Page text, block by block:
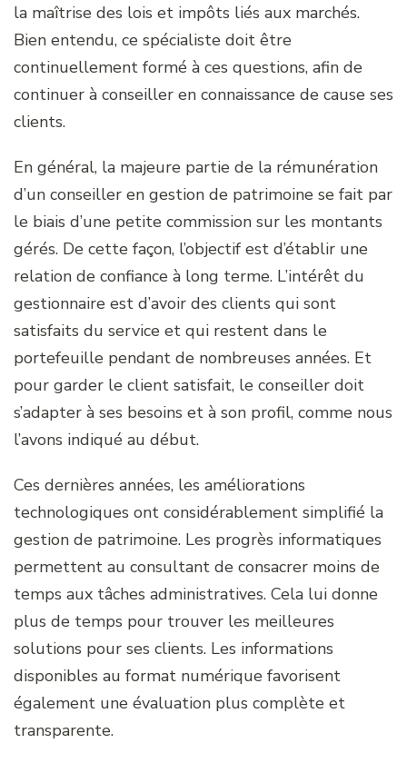
la maîtrise des lois et impôts liés aux marchés.
Bien entendu, ce spécialiste doit être
continuellement formé à ces questions, afin de
continuer à conseiller en connaissance de cause ses
clients.
En général, la majeure partie de la rémunération
d’un conseiller en gestion de patrimoine se fait par
le biais d’une petite commission sur les montants
gérés. De cette façon, l’objectif est d’établir une
relation de confiance à long terme. L’intérêt du
gestionnaire est d’avoir des clients qui sont
satisfaits du service et qui restent dans le
portefeuille pendant de nombreuses années. Et
pour garder le client satisfait, le conseiller doit
s’adapter à ses besoins et à son profil, comme nous
l’avons indiqué au début.
Ces dernières années, les améliorations
technologiques ont considérablement simplifié la
gestion de patrimoine. Les progrès informatiques
permettent au consultant de consacrer moins de
temps aux tâches administratives. Cela lui donne
plus de temps pour trouver les meilleures
solutions pour ses clients. Les informations
disponibles au format numérique favorisent
également une évaluation plus complète et
transparente.